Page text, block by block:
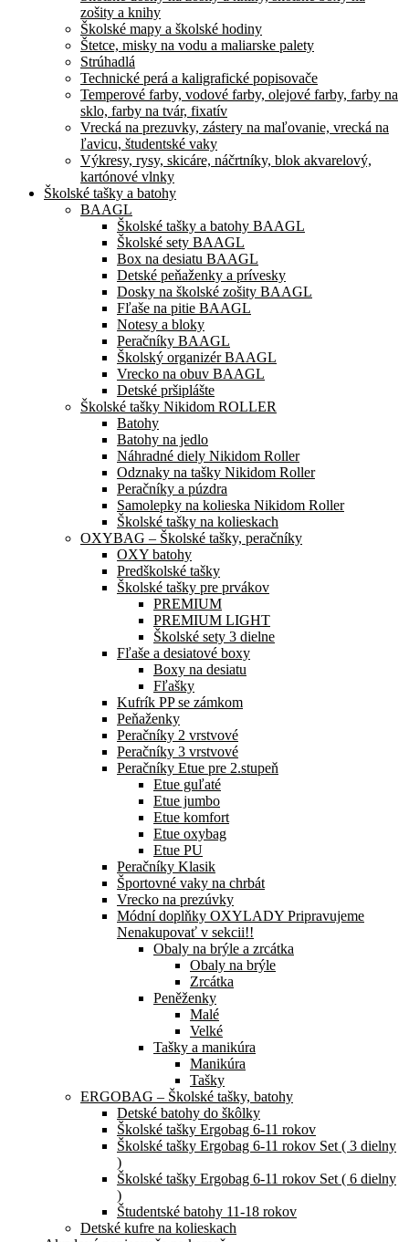
zošity a knihy
Školské mapy a školské hodiny
Štetce, misky na vodu a maliarske palety
Strúhadlá
Technické perá a kaligrafické popisovače
Temperové farby, vodové farby, olejové farby, farby na
sklo, farby na tvár, fixatív
Vrecká na prezuvky, zástery na maľovanie, vrecká na
ľavicu, študentské vaky
Výkresy, rysy, skicáre, náčrtníky, blok akvarelový,
kartónové vlnky
Školské tašky a batohy
BAAGL
Školské tašky a batohy BAAGL
Školské sety BAAGL
Box na desiatu BAAGL
Detské peňaženky a prívesky
Dosky na školské zošity BAAGL
Fľaše na pitie BAAGL
Notesy a bloky
Peračníky BAAGL
Školský organizér BAAGL
Vrecko na obuv BAAGL
Detské pršiplášte
Školské tašky Nikidom ROLLER
Batohy
Batohy na jedlo
Náhradné diely Nikidom Roller
Odznaky na tašky Nikidom Roller
Peračníky a púzdra
Samolepky na kolieska Nikidom Roller
Školské tašky na kolieskach
OXYBAG – Školské tašky, peračníky
OXY batohy
Predškolské tašky
Školské tašky pre prvákov
PREMIUM
PREMIUM LIGHT
Školské sety 3 dielne
Fľaše a desiatové boxy
Boxy na desiatu
Fľašky
Kufrík PP se zámkom
Peňaženky
Peračníky 2 vrstvové
Peračníky 3 vrstvové
Peračníky Etue pre 2.stupeň
Etue guľaté
Etue jumbo
Etue komfort
Etue oxybag
Etue PU
Peračníky Klasik
Športovné vaky na chrbát
Vrecko na prezúvky
Módní doplňky OXYLADY Pripravujeme
Nenakupovať v sekcii!!
Obaly na brýle a zrcátka
Obaly na brýle
Zrcátka
Peněženky
Malé
Velké
Tašky a manikúra
Manikúra
Tašky
ERGOBAG – Školské tašky, batohy
Detské batohy do škôlky
Školské tašky Ergobag 6-11 rokov
Školské tašky Ergobag 6-11 rokov Set ( 3 dielny
)
Školské tašky Ergobag 6-11 rokov Set ( 6 dielny
)
Študentské batohy 11-18 rokov
Detské kufre na kolieskach